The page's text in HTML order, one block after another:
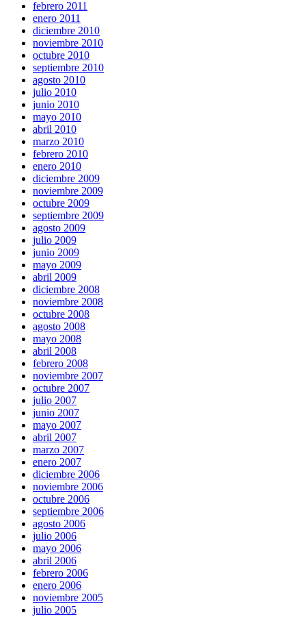
febrero 2011
enero 2011
diciembre 2010
noviembre 2010
octubre 2010
septiembre 2010
agosto 2010
julio 2010
junio 2010
mayo 2010
abril 2010
marzo 2010
febrero 2010
enero 2010
diciembre 2009
noviembre 2009
octubre 2009
septiembre 2009
agosto 2009
julio 2009
junio 2009
mayo 2009
abril 2009
diciembre 2008
noviembre 2008
octubre 2008
agosto 2008
mayo 2008
abril 2008
febrero 2008
noviembre 2007
octubre 2007
julio 2007
junio 2007
mayo 2007
abril 2007
marzo 2007
enero 2007
diciembre 2006
noviembre 2006
octubre 2006
septiembre 2006
agosto 2006
julio 2006
mayo 2006
abril 2006
febrero 2006
enero 2006
noviembre 2005
julio 2005